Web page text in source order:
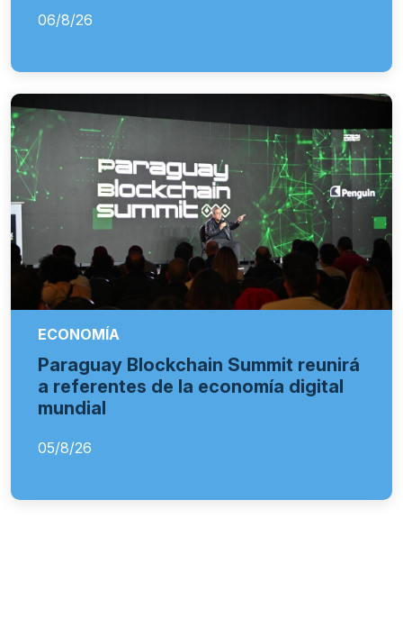
06/8/26
ECONOMÍA
Paraguay Blockchain Summit reunirá
a referentes de la economía digital
mundial
05/8/26